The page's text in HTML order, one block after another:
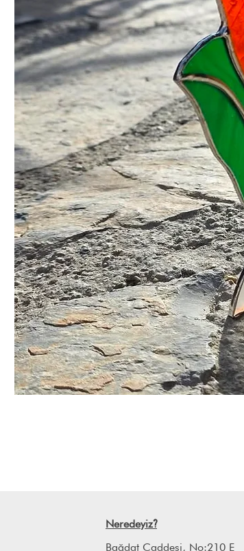
Neredeyiz?
Bağdat Caddesi, No:210 E